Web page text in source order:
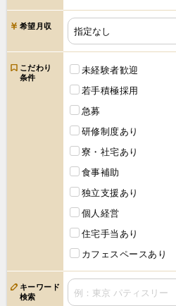
希望月収
こだわり
条件
未経験者歓迎
若手積極採用
急募
研修制度あり
寮・社宅あり
食事補助
独立支援あり
個人経営
住宅手当あり
カフェスペースあり
キーワード
検索